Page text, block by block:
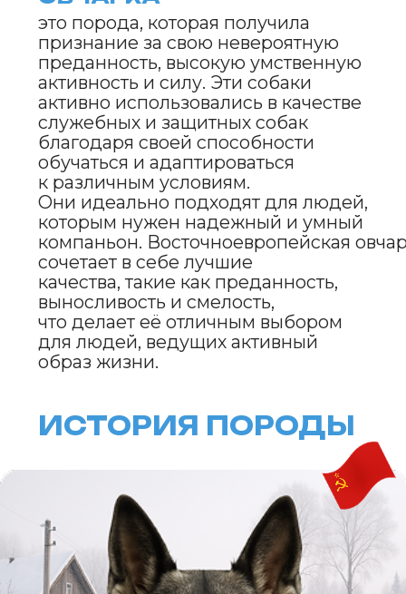
Восточноевропейская овчарка была
выведена в Советском Союзе
в середине XX века. Основной целью было
создание рабочей собаки, способной
выполнять задачи,
требующие высокой выносливости
и интеллектуальных способностей.
Порода была выведена путем
скрещивания немецкой овчарки
с местными собаками, обладавшими
крепким здоровьем и хорошими
Изначально восточноевропейская овчарка
использовалась в армии, полиции,
уровня дисциплины
появления порода быстро
завоевала популярность благодаря своим
охранным и защитным
качествам. Сегодня
восточноевропейская овчарка
всё чаще используется как верный
и преданный семейный питомец.